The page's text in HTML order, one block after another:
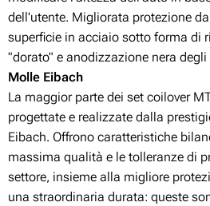
dell'utente. Migliorata protezione
superficie in acciaio sotto forma di
"dorato" e anodizzazione nera
Molle Eibach
La maggior parte dei set coilover
progettate e realizzate dalla
Eibach. Offrono caratteristiche
massima qualità e le tolleranze di
settore, insieme alla migliore
una straordinaria durata: queste